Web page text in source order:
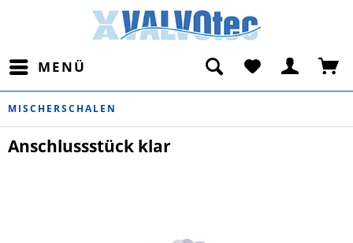
MENÜ
MISCHERSCHALEN
Anschlussstück klar